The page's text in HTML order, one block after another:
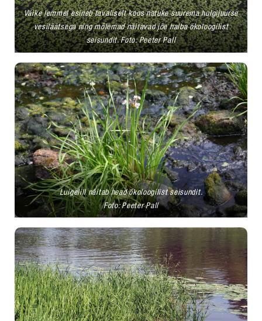
Väike lemmel esineb tavaliselt koos natuke suurema hulgijuurse
vesiläätsega ning mõlemad näitavad jõe halba ökoloogilist
seisundit. Foto: Peeter Pall
Luigelill näitab head ökoloogilist seisundit.
Foto: Peeter Pall